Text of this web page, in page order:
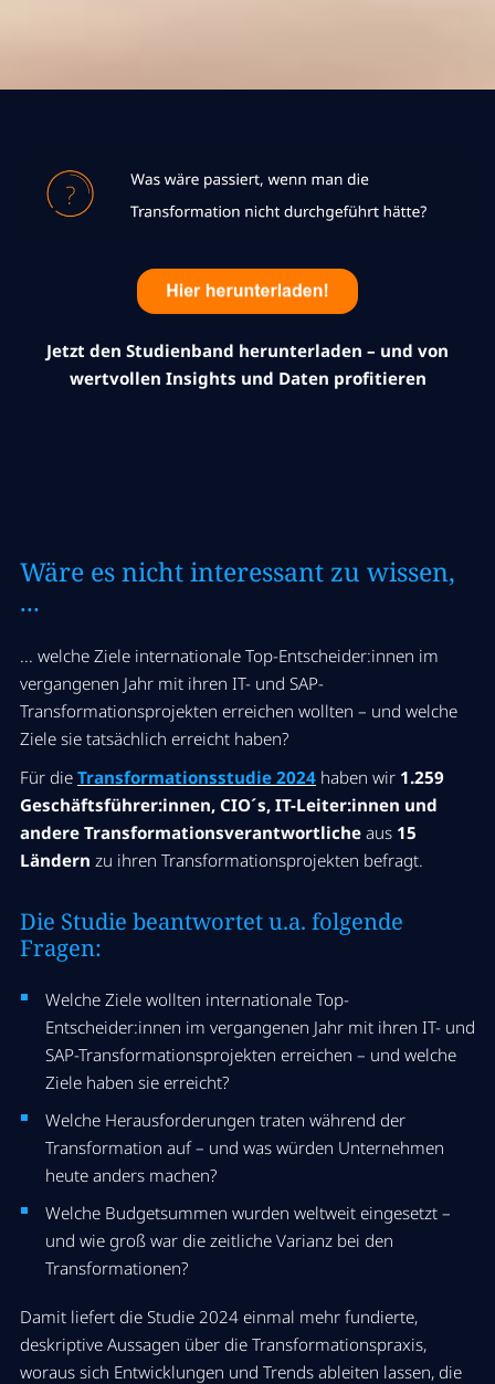
Jetzt den Studienband herunterladen – und von
wertvollen Insights und Daten profitieren
Wäre es nicht interessant zu wissen,
...
... welche Ziele internationale Top-Entscheider:innen im
vergangenen Jahr mit ihren IT- und SAP-
Transformationsprojekten erreichen wollten – und welche
Ziele sie tatsächlich erreicht haben?
Für die Transformationsstudie 2024haben wir 1.259
Geschäftsführer:innen, CIO´s, IT-Leiter:innen und
andere Transformationsverantwortlicheaus 15
Ländern zu ihren Transformationsprojekten befragt.
Die Studie beantwortet u.a. folgende
Fragen:
Welche Ziele wollten internationale Top-
Entscheider:innen im vergangenen Jahr mit ihren IT- und
SAP-Transformationsprojekten erreichen – und welche
Ziele haben sie erreicht?
Welche Herausforderungen traten während der
Transformation auf – und was würden Unternehmen
heute anders machen?
Welche Budgetsummen wurden weltweit eingesetzt –
und wie groß war die zeitliche Varianz bei den
Transformationen?
Damit liefert die Studie 2024 einmal mehr fundierte,
deskriptive Aussagen über die Transformationspraxis,
woraus sich Entwicklungen und Trends ableiten lassen, die